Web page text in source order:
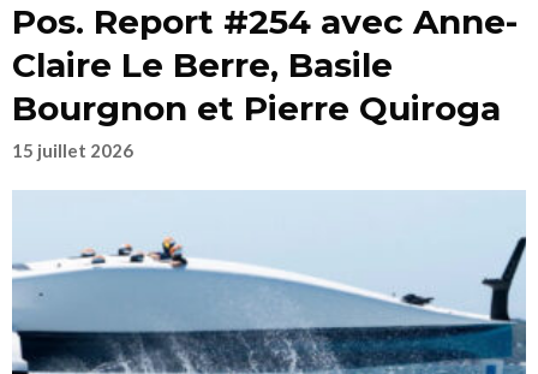
Pos. Report #254 avec Anne-
Claire Le Berre, Basile
Bourgnon et Pierre Quiroga
15 juillet 2026